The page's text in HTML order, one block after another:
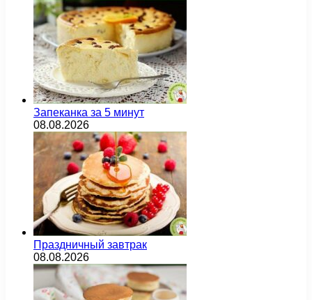
Запеканка за 5 минут
08.08.2026
Праздничный завтрак
08.08.2026